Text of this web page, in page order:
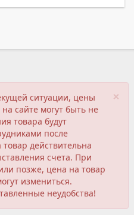
×
ситуации, цены
сайте могут быть не
товара будут
после
действительна
счета. При
позже, цена на товар
измениться.
неудобства!